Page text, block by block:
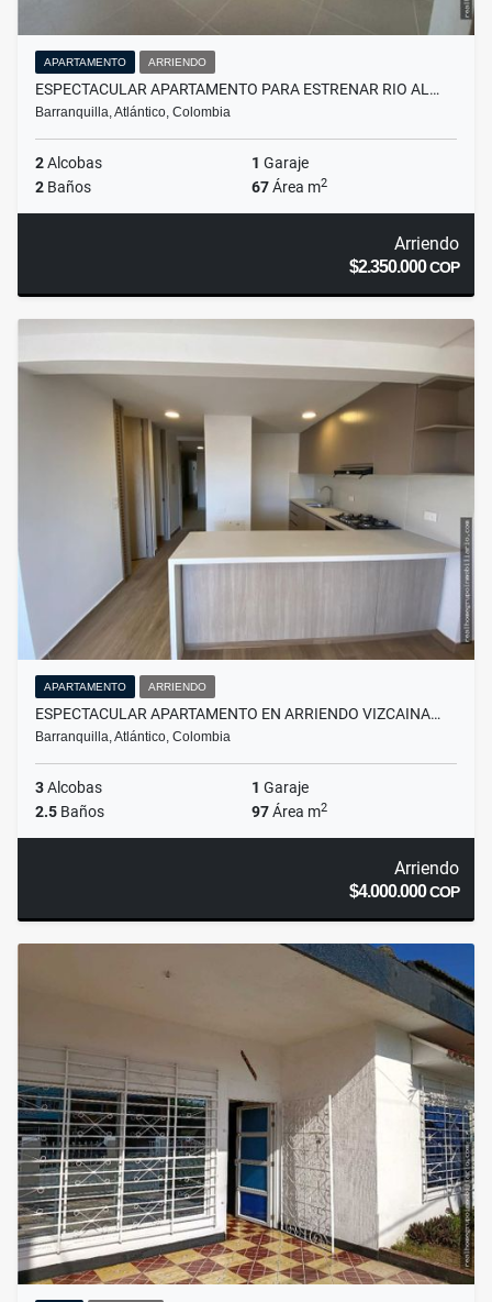
APARTAMENTO ARRIENDO
ESPECTACULAR APARTAMENTO PARA ESTRENAR RIO AL…
Barranquilla, Atlántico, Colombia
2Alcobas 1 Garaje
2 Baños 67Área m2
Arriendo
$2.350.000COP
APARTAMENTO ARRIENDO
ESPECTACULAR APARTAMENTO EN ARRIENDO VIZCAINA…
Barranquilla, Atlántico, Colombia
3Alcobas 1 Garaje
2.5 Baños 97Área m2
Arriendo
$4.000.000COP